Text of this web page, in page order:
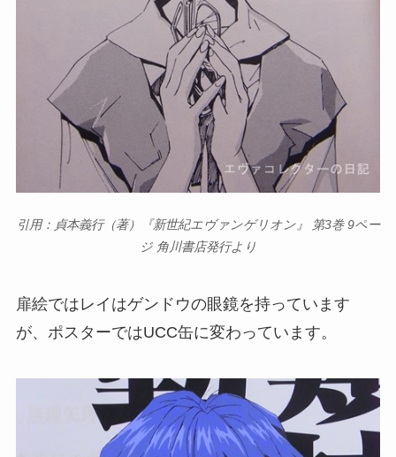
引用：貞本義行（著）『新世紀エヴァンゲリオン』 第3巻 9ペー
ジ 角川書店発行より
扉絵ではレイはゲンドウの眼鏡を持っています
が、ポスターではUCC缶に変わっています。